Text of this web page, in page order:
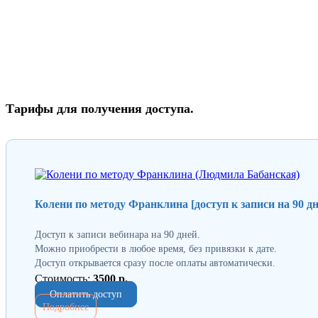
Тарифы для получения доступа.
Колени по методу Франклина [доступ к записи на 90
Доступ к записи вебинара на 90 дней.
Можно приобрести в любое время, без привязки к дате.
Доступ открывается сразу после оплаты автоматически.
Стоимость: 3500 р.
Оплатить доступ
Подробнее